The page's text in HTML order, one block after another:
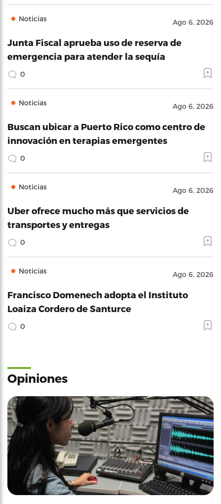
Noticias Ago 6, 2026
Junta Fiscal aprueba uso de reserva de
emergencia para atender la sequía
0
Noticias Ago 6, 2026
Buscan ubicar a Puerto Rico como centro de
innovación en terapias emergentes
0
Noticias Ago 6, 2026
Uber ofrece mucho más que servicios de
transportes y entregas
0
Noticias Ago 6, 2026
Francisco Domenech adopta el Instituto
Loaiza Cordero de Santurce
0
Opiniones